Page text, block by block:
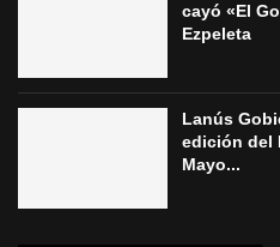
cayó «El
Ezpeleta
Lanús
edición del
Mayo...